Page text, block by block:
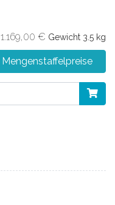
1.169,00 € Gewicht 3.5 kg
Mengenstaffelpreise